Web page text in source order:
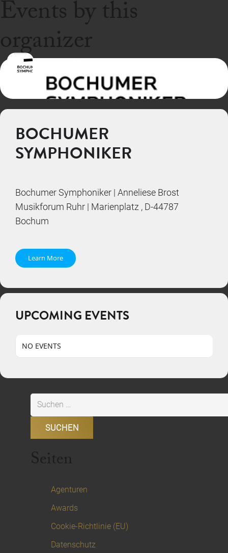
Events by this
organizer
BOCHUMER
SYMPHONIKER
Bochumer Symphoniker | Anneliese Brost
Musikforum Ruhr | Marienplatz , D-44787
Bochum
Learn More
UPCOMING EVENTS
NO EVENTS
Suchen
nach:
Seiten
Agenturen
Awards
Cookie-Richtlinie (EU)
Datenschutz